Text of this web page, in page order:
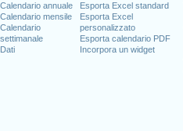
Calendario annuale
Calendario mensile
Calendario
settimanale
Dati
Esporta Excel standard
Esporta Excel
personalizzato
Esporta calendario PDF
Incorpora un widget